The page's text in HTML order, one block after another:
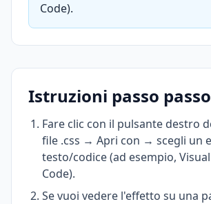
Code).
Istruzioni passo passo
Fare clic con il pulsante destro
file .css → Apri con → scegli un
testo/codice (ad esempio,
Code).
Se vuoi vedere l'effetto su una